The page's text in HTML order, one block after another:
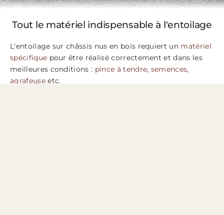
Tout le matériel indispensable à l'entoilage
L'entoilage sur châssis nus en bois requiert un matériel
spécifique pour être réalisé correctement et dans les
meilleures conditions : pince à tendre, semences,
agrafeuseetc.